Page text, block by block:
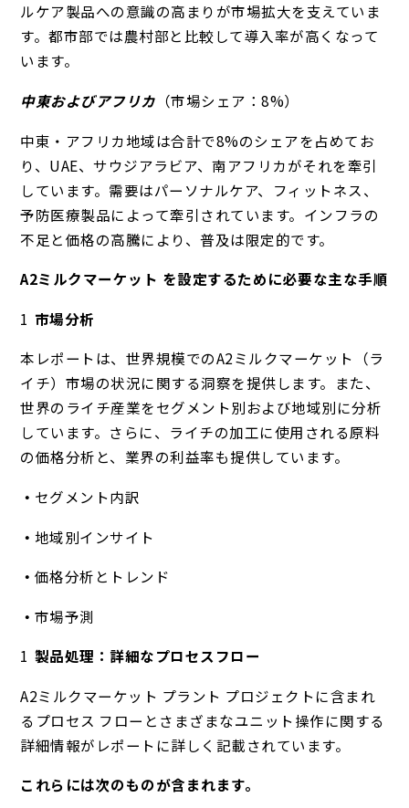
ルケア製品への意識の高まりが市場拡大を支えていま
す。都市部では農村部と比較して導入率が高くなって
います。
中東およびアフリカ （市場シェア：8%）
中東・アフリカ地域は合計で8%のシェアを占めてお
り、UAE、サウジアラビア、南アフリカがそれを牽引
しています。需要はパーソナルケア、フィットネス、
予防医療製品によって牽引されています。インフラの
不足と価格の高騰により、普及は限定的です。
A2ミルクマーケット を設定するために必要な主な手順
市場分析
本レポートは、世界規模でのA2ミルクマーケット（ラ
イチ）市場の状況に関する洞察を提供します。また、
世界のライチ産業をセグメント別および地域別に分析
しています。さらに、ライチの加工に使用される原料
の価格分析と、業界の利益率も提供しています。
セグメント内訳
地域別インサイト
価格分析とトレンド
市場予測
製品処理：詳細なプロセスフロー
A2ミルクマーケット プラント プロジェクトに含まれ
るプロセス フローとさまざまなユニット操作に関する
詳細情報がレポートに詳しく記載されています。
これらには次のものが含まれます。